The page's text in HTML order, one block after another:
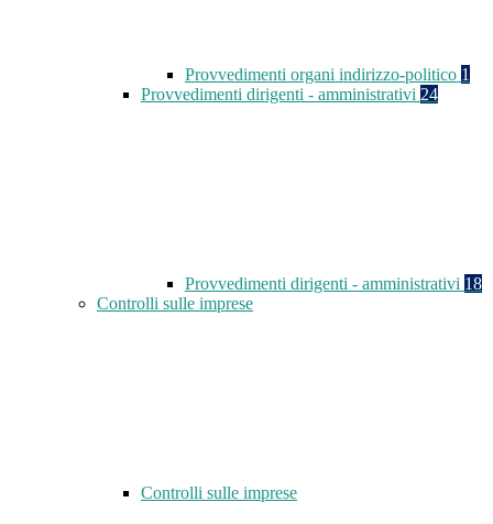
Provvedimenti organi indirizzo-politico 1
Provvedimenti dirigenti - amministrativi 24
Provvedimenti dirigenti - amministrativi 18
Controlli sulle imprese
Controlli sulle imprese